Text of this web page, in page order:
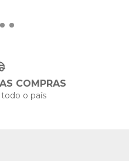
COMPRAS
o país